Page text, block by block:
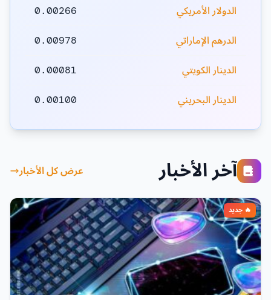
الدولار الأمريكي 0.00266
الدرهم الإماراتي 0.00978
الدينار الكويتي 0.00081
الدينار البحريني 0.00100
آخر الأخبار عرض كل الأخبار